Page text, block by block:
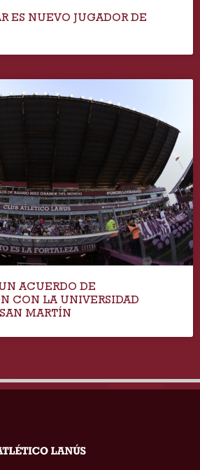
ES NUEVO JUGADOR DE
ACUERDO DE
CON LA UNIVERSIDAD
MARTÍN